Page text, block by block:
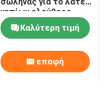
νηπίων ελεύθερο
Καλύτερη τιμή
επαφή